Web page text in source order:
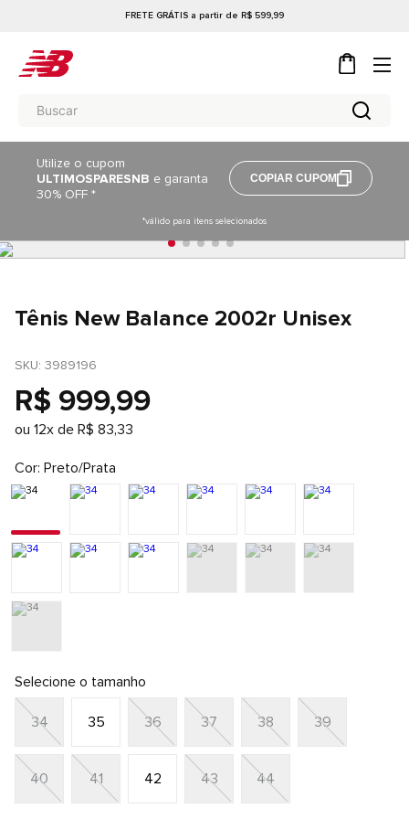
FRETE GRÁTIS a partir de R$ 599,99
Utilize o cupom
ULTIMOSPARESNB e garanta
30% OFF *
COPIAR CUPOM
*válido para itens selecionados
Tênis New Balance 2002r Unisex
SKU: 3989196
R$ 999,99
ou 12x de R$ 83,33
Cor Preto/Prata
Selecione o tamanho
34 35 36 37 38 39
40 41 42 43 44